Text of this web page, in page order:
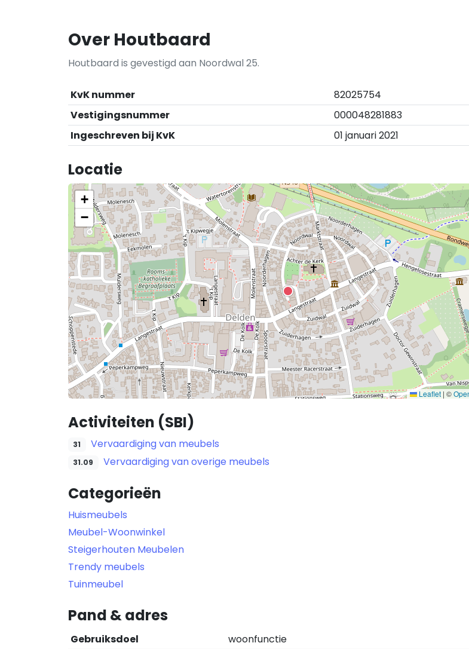
Over Houtbaard
Houtbaard is gevestigd aan Noordwal 25.
KvK nummer
82025754
Vestigingsnummer
000048281883
Ingeschreven bij KvK
01 januari 2021
Locatie
+
−
Leaflet | ©
Activiteiten (SBI)
31 Vervaardiging van meubels
31.09 Vervaardiging van overige meubels
Categorieën
Huismeubels
Meubel-Woonwinkel
Steigerhouten Meubelen
Trendy meubels
Tuinmeubel
Pand & adres
Gebruiksdoel
woonfunctie